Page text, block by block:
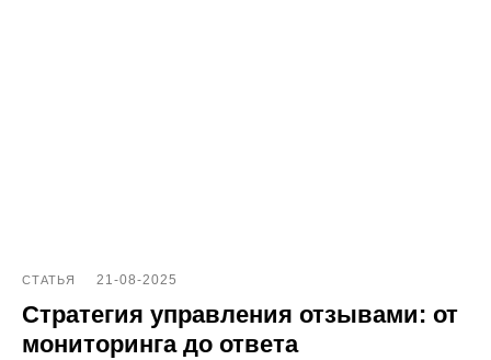
СТАТЬЯ 21-08-2025
Стратегия управления отзывами: от
мониторинга до ответа